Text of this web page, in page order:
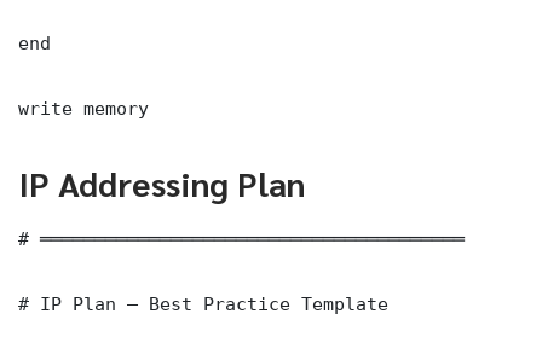
end
write memory
IP Addressing Plan
# ═══════════════════════════════════════
# IP Plan — Best Practice Template